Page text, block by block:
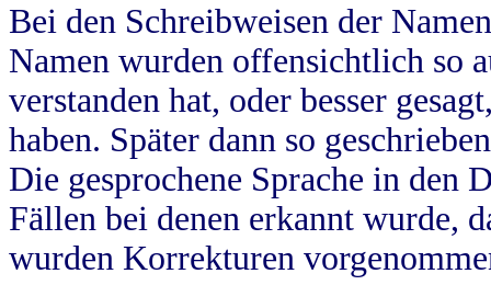
Bei den Schreibweisen der
Namen wurden offensichtlich so
verstanden hat, oder besser
haben. Später dann so
Die gesprochene Sprache in
Fällen bei denen erkannt wurde,
wurden Korrekturen